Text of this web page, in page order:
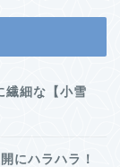
繊細な【小雪
にハラハラ！